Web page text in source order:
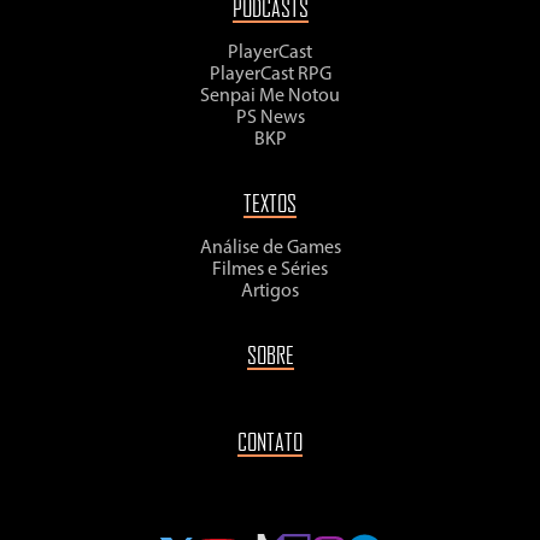
PODCASTS
PlayerCast
PlayerCast RPG
Senpai Me Notou
PS News
BKP
TEXTOS
Análise de Games
Filmes e Séries
Artigos
SOBRE
CONTATO